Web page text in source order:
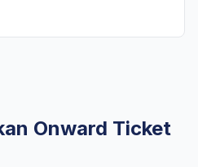
Onward Ticket